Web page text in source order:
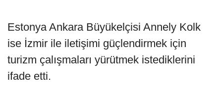
Estonya Ankara Büyükelçisi Annely Kolk
ise İzmir ile iletişimi güçlendirmek için
turizm çalışmaları yürütmek istediklerini
ifade etti.